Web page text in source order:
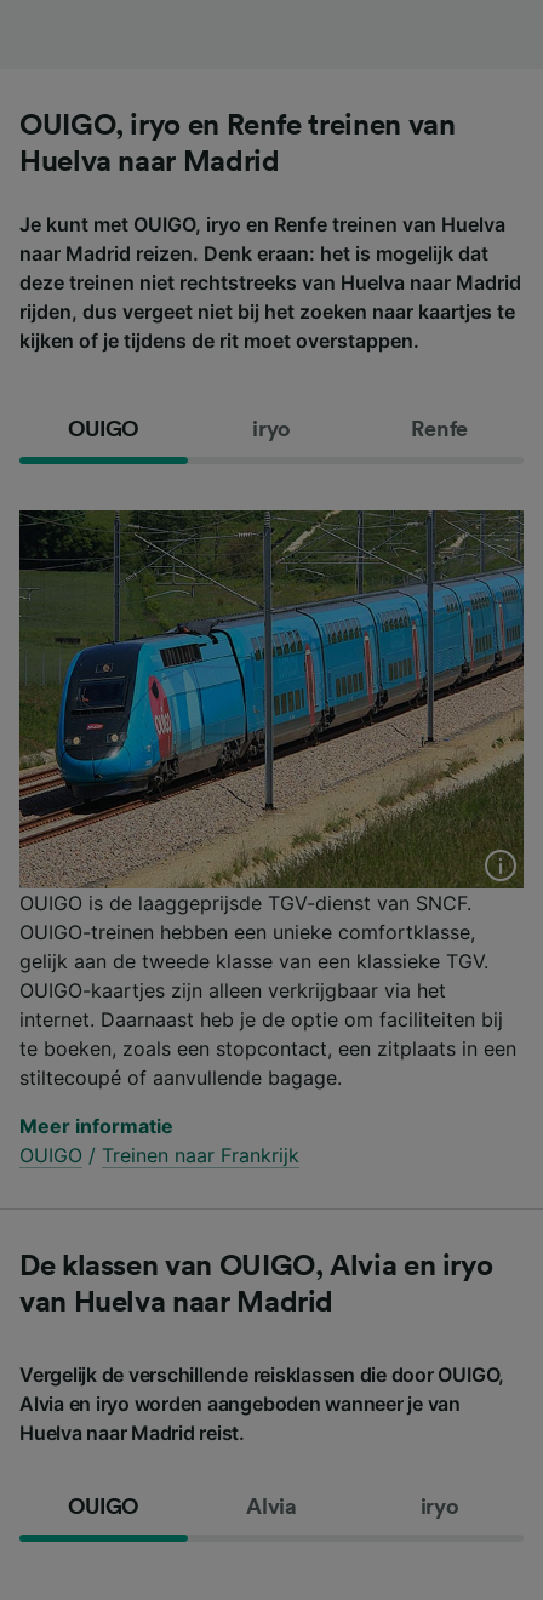
OUIGO, iryo en Renfe treinen van
Huelva naar Madrid
Je kunt met OUIGO, iryo en Renfe treinen van Huelva
naar Madrid reizen. Denk eraan: het is mogelijk dat
deze treinen niet rechtstreeks van Huelva naar Madrid
rijden, dus vergeet niet bij het zoeken naar kaartjes te
kijken of je tijdens de rit moet overstappen.
OUIGO iryo Renfe
OUIGO is de laaggeprijsde TGV-dienst van SNCF.
OUIGO-treinen hebben een unieke comfortklasse,
gelijk aan de tweede klasse van een klassieke TGV.
OUIGO-kaartjes zijn alleen verkrijgbaar via het
internet. Daarnaast heb je de optie om faciliteiten bij
te boeken, zoals een stopcontact, een zitplaats in een
stiltecoupé of aanvullende bagage.
Meer informatie
OUIGO / Treinen naar Frankrijk
De klassen van OUIGO, Alvia en iryo
van Huelva naar Madrid
Vergelijk de verschillende reisklassen die door OUIGO,
Alvia en iryo worden aangeboden wanneer je van
Huelva naar Madrid reist.
OUIGO Alvia iryo